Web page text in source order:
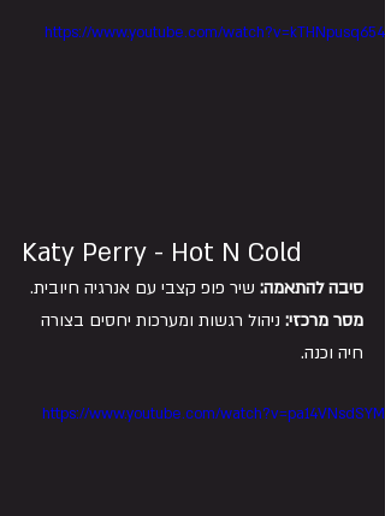
https://www.youtube.com/watch?v=kTHNpusq654
Katy Perry - Hot N Cold
סיבה להתאמה: שיר פופ קצבי עם אנרגיה חיובית.
מסר מרכזי: ניהול רגשות ומערכות יחסים בצורה
חיה וכנה.
https://www.youtube.com/watch?v=pa14VNsdSYM